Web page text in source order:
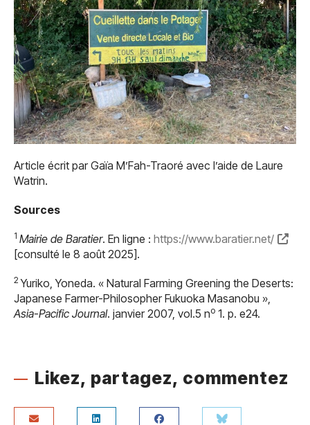
Article écrit par Gaïa M’Fah-Traoré avec l’aide de Laure
Watrin.
Sources
1 Mairie de Baratier. En ligne : https://www.baratier.net/
[consulté le 8 août 2025].
2Yuriko, Yoneda. « Natural Farming Greening the Deserts:
Japanese Farmer-Philosopher Fukuoka Masanobu »,
Asia-Pacific Journal. janvier 2007, vol.5 no 1. p. e24.
Likez, partagez, commentez